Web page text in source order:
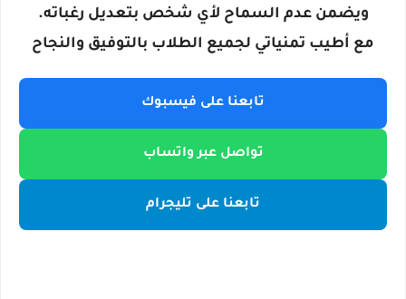
ويضمن عدم السماح لأي شخص بتعديل رغباته.
مع أطيب تمنياتي لجميع الطلاب بالتوفيق والنجاح
تابعنا على فيسبوك
تواصل عبر واتساب
تابعنا على تليجرام